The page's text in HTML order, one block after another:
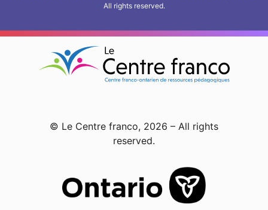
All rights reserved.
© Le Centre franco, 2026 – All rights
reserved.